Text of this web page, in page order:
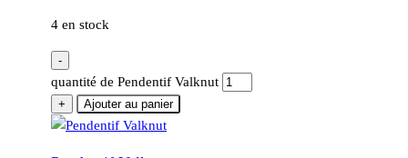
4 en stock
-
quantité de Pendentif Valknut
+ Ajouter au panier